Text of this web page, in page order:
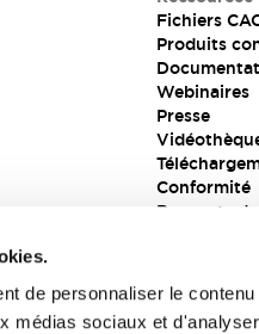
de personnaliser le
médias sociaux et
Fichiers
Produits
Webinaires
Presse
Conformité
Rapports